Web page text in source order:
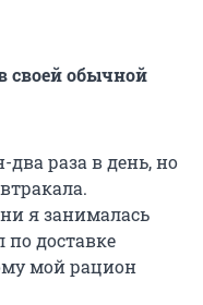
своей обычной
два раза в день, но
я занималась
доставке
мой рацион